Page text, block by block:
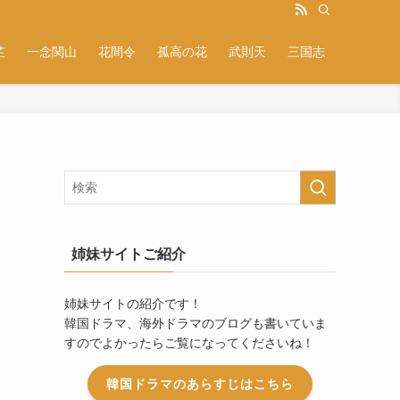
一念関山 花間令 孤高の花 武則天 三国志
姉妹サイトご紹介
姉妹サイトの紹介です！
韓国ドラマ、海外ドラマのブログも書いていま
すのでよかったらご覧になってくださいね！
韓国ドラマのあらすじはこちら